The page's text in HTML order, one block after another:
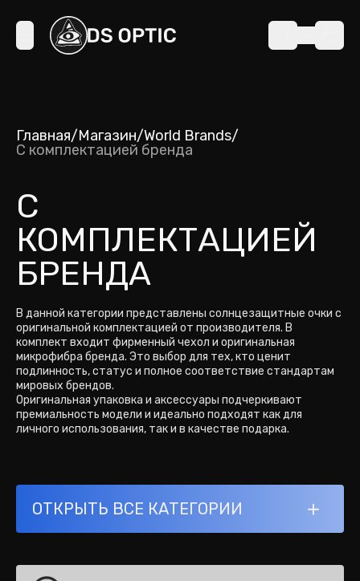
Главная/Магазин/World Brands/
С комплектацией бренда
С
КОМПЛЕКТАЦИЕЙ
БРЕНДА
В данной категории представлены солнцезащитные очки с
оригинальной комплектацией от производителя. В
комплект входит фирменный чехол и оригинальная
микрофибра бренда. Это выбор для тех, кто ценит
подлинность, статус и полное соответствие стандартам
мировых брендов.
Оригинальная упаковка и аксессуары подчеркивают
премиальность модели и идеально подходят как для
личного использования, так и в качестве подарка.
ОТКРЫТЬ ВСЕ КАТЕГОРИИ